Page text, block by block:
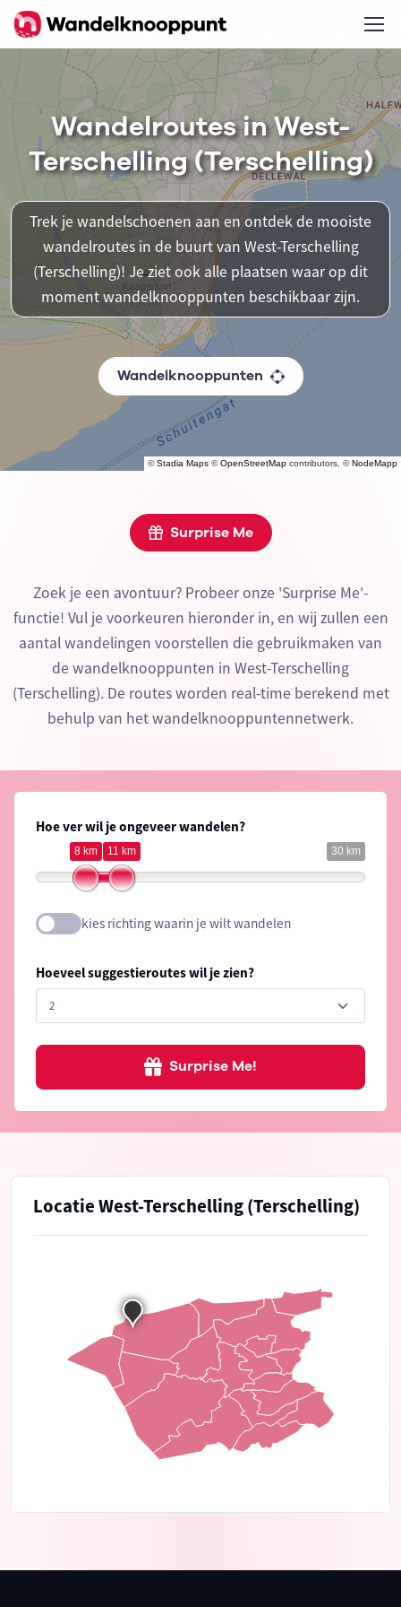
©Stadia Maps ©OpenStreetMap contributors, ©NodeMapp
Wandelroutes in West-
Terschelling (Terschelling)
Trek je wandelschoenen aan en ontdek de mooiste
wandelroutes in de buurt van West-Terschelling
(Terschelling)! Je ziet ook alle plaatsen waar op dit
moment wandelknooppunten beschikbaar zijn.
Wandelknooppunten
Surprise Me
Zoek je een avontuur? Probeer onze 'Surprise Me'-
functie! Vul je voorkeuren hieronder in, en wij zullen een
aantal wandelingen voorstellen die gebruikmaken van
de wandelknooppunten in West-Terschelling
(Terschelling). De routes worden real-time berekend met
behulp van het wandelknooppuntennetwerk.
Hoe ver wil je ongeveer wandelen?
30 km
8 km 11 km
kies richting waarin je wilt wandelen
Hoeveel suggestieroutes wil je zien?
Surprise Me!
Locatie West-Terschelling (Terschelling)